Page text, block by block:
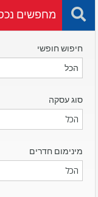
מחפשים
חיפוש חופשי
סוג עסקה
הכל
מינימום חדרים
הכל